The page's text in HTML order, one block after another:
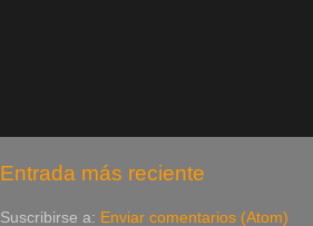
Entrada más reciente
Suscribirse a: Enviar comentarios (Atom)